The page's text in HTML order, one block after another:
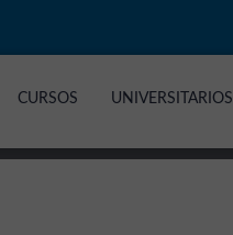
CURSOS UNIVERSITARIOS